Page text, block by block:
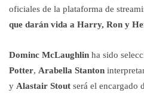
oficiales de la plataforma de
que darán vida a Harry, Ron y
Dominc McLaughlin ha sido
Potter, Arabella Stanton
y Alastair Stout será el encargado